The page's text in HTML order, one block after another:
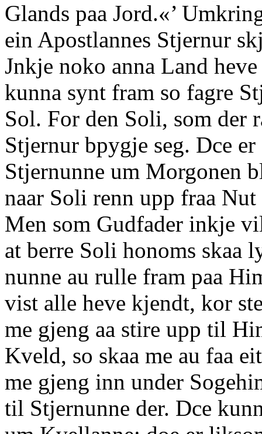
Glands paa Jord.«’
ein Apostlannes Stjernur
Jnkje noko anna Land
kunna synt fram so fagre
Sol. For den Soli, som der
Stjernur bpygje seg. Dce er
Stjernunne um Morgonen
naar Soli renn upp fraa Nut
Men som Gudfader inkje
at berre Soli honoms skaa
nunne au rulle fram paa
vist alle heve kjendt, kor
me gjeng aa stire upp til
Kveld, so skaa me au faa
me gjeng inn under
til Stjernunne der. Dce